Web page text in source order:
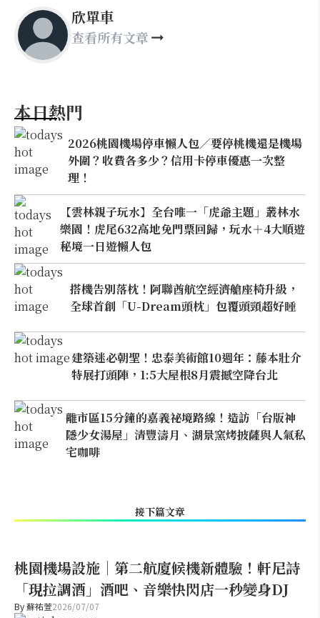
欣單車
查看所有文章
本日熱門
2026桃園機場停車懶人包／要停桃機還是機場
外圍？收費各多少？信用卡停車優惠一次整
理！
【雲林親子玩水】全台唯一「虎爺主題」叢林水
樂園！虎尾632高地免門票回歸，玩水＋4大順遊
秘境一日遊懶人包
搭機告別落枕！阿聯酋航空經濟艙座椅升級，
全球首創「U-Dream頭枕」包覆頭頸超好睡
建築迷必朝聖！忠泰美術館10週年：藤本壯介
特展打頭陣，1:5大屋根8月震撼空降台北
離市區15分鐘的嘉義祕境路線！造訪「台版神
隱少女湯屋」清豐濤月、湖景窯烤披薩與人氣私
宅咖啡
接下篇文章
桃園機場設施｜第二航廈候機新體驗！軒尼詩
「現拉調酒」酒吧、音樂快閃店一秒變身DJ
By蘇祐萱2026/07/07